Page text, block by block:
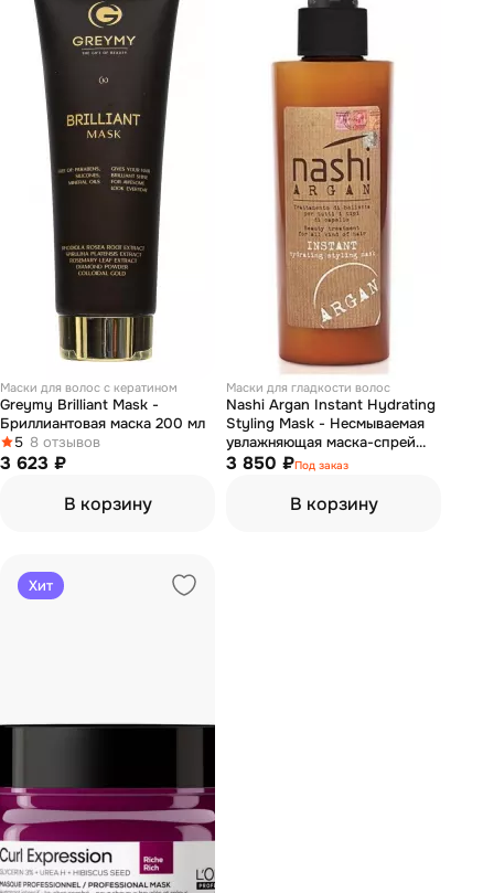
Маски для волос с кератином
Greymy Brilliant Mask -
Бриллиантовая маска 200 мл
5 8 отзывов
3 623 ₽
В корзину
Маски для гладкости волос
Nashi Argan Instant Hydrating
Styling Mask - Несмываемая
увлажняющая маска-спрей
для волос 150 мл
3 850 ₽Под заказ
В корзину
Хит